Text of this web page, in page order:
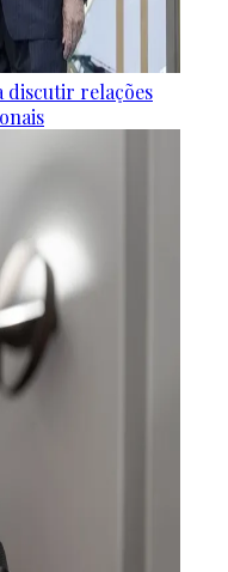
discutir relações